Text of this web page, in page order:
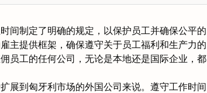
间制定了明确的规定，以保护员工并确保公平的
主提供框架，确保遵守关于员工福利和生产力的
员工的任何公司，无论是本地还是国际企业，都
展到匈牙利市场的外国公司来说。遵守工作时间